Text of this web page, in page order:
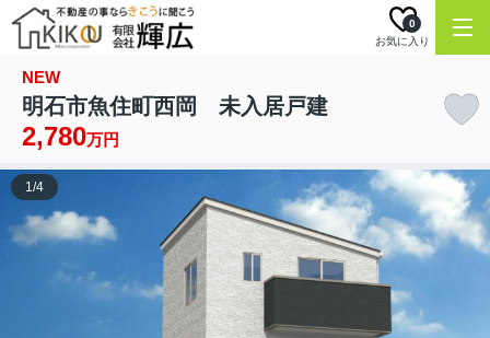
お気に入り
0
NEW
明石市魚住町西岡 未入居戸建
2,780万円
1/4